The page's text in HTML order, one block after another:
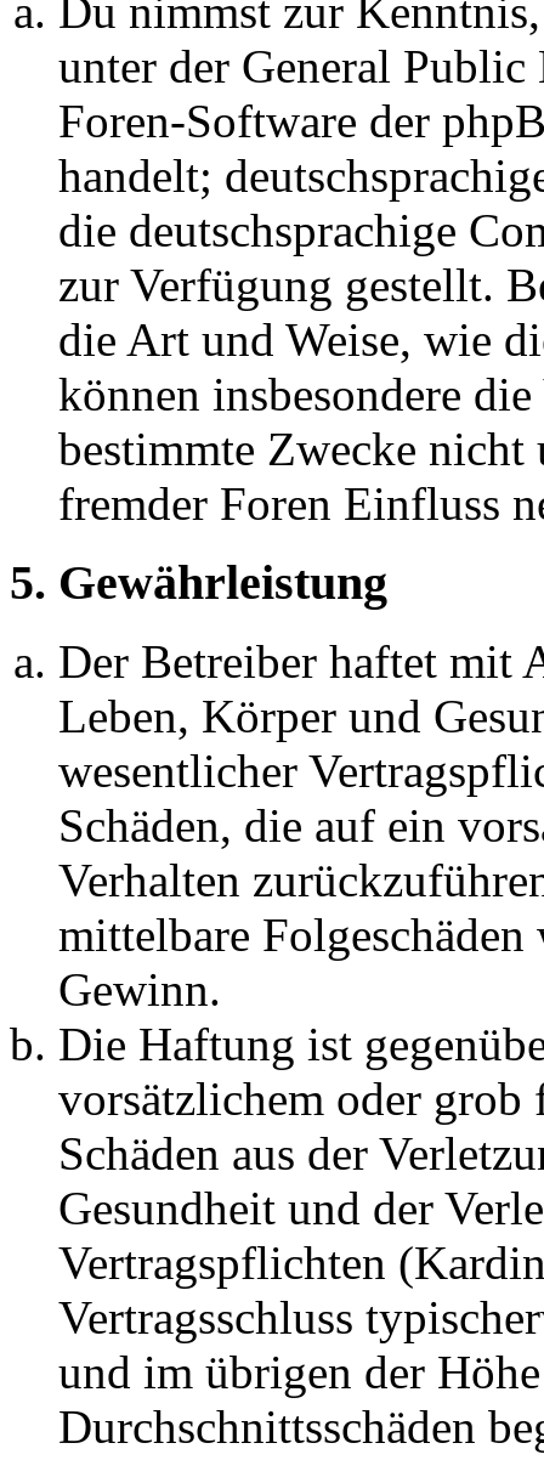
Du nimmst zur
unter der General
Foren-Software der
handelt;
die deutschsprachige
zur Verfügung gestellt.
die Art und Weise, wie
können insbesondere
bestimmte Zwecke nicht
fremder Foren Einfluss
5. Gewährleistung
Der Betreiber haftet mit
Leben, Körper und
wesentlicher
Schäden, die auf ein
Verhalten
mittelbare Folgeschäden
Gewinn.
Die Haftung ist
vorsätzlichem oder grob
Schäden aus der
Gesundheit und der
Vertragspflichten
Vertragsschluss
und im übrigen der
Durchschnittsschäden